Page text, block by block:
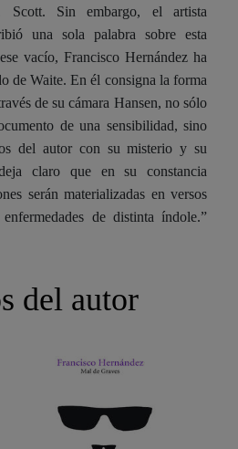
Sin embargo, el artista
una sola palabra sobre esta
vacío, Francisco Hernández ha
de Waite. En él consigna la forma
de su cámara Hansen, no sólo
de una sensibilidad, sino
del autor con su misterio y su
claro que en su constancia
serán materializadas en versos
de distinta índole.”
del autor